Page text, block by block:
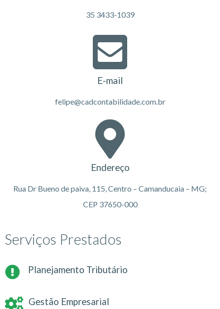
35 3433-1039
E-mail
felipe@cadcontabilidade.com.br
Endereço
Rua Dr Bueno de paiva, 115, Centro – Camanducaia – MG;
CEP 37650-000
Serviços Prestados
Planejamento Tributário
Gestão Empresarial